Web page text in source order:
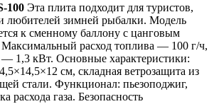
100 Эта плита подходит для туристов,
любителей зимней рыбалки. Модель
к сменному баллону с цанговым
Максимальный расход топлива — 100 г/ч,
1,3 кВт. Основные характеристики:
см, складная ветрозащита из
стали. Функционал: пьезоподжиг,
расхода газа. Безопасность